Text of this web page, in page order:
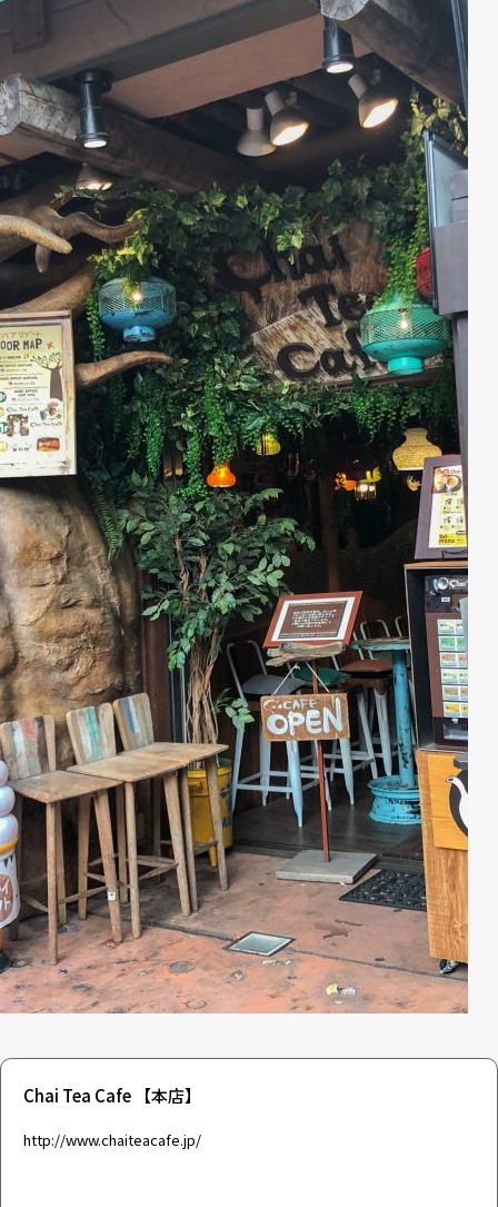
Chai Tea Cafe 【本店】
http://www.chaiteacafe.jp/